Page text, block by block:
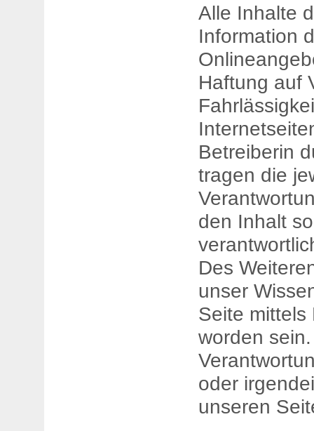
Alle Inhalte
Information
Haftung auf
Betreiberin
tragen die
den Inhalt
Des
unser
Seite mittels
worden
oder
unseren